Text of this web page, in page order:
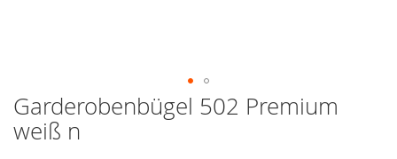
Garderobenbügel 502 Premium
weiß n
Zum
Anfang
der